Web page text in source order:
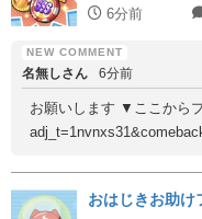
6分前
名無しさん 6分前
お願いします ▼ここから
おはじきお助け